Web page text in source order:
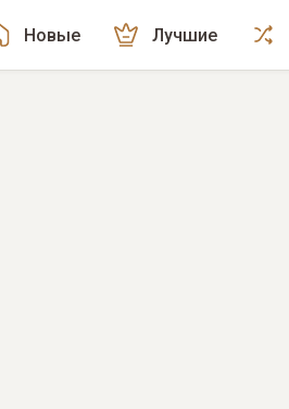
Новые Лучшие